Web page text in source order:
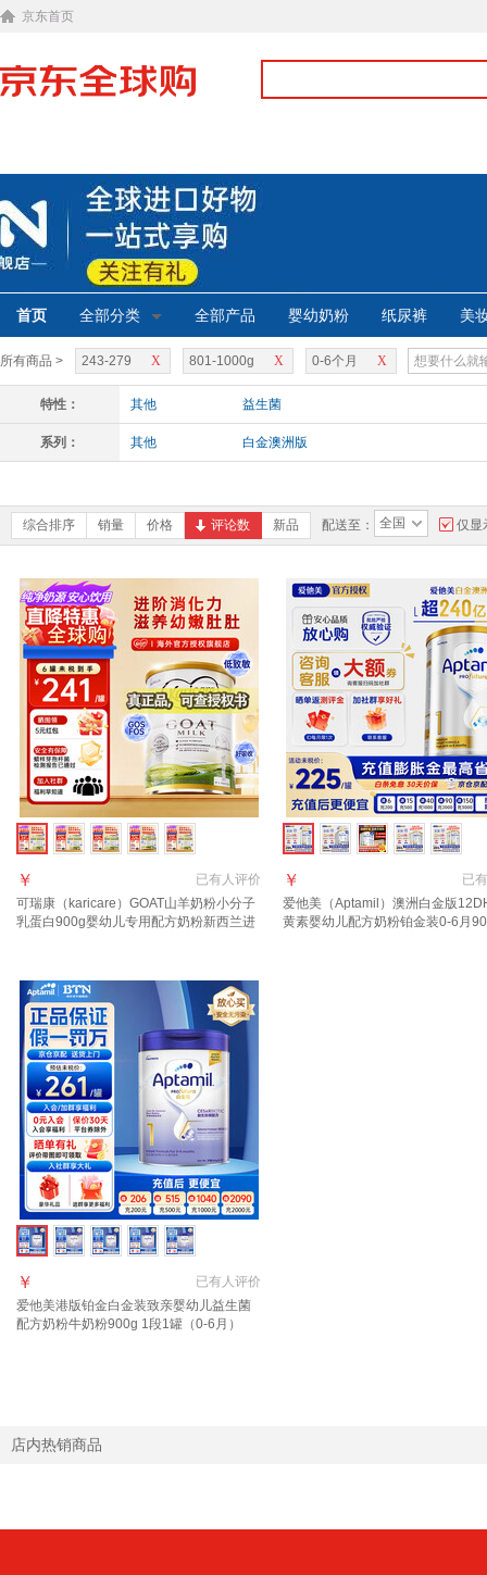
京东首页
首页 全部分类 全部产品 婴幼奶粉 纸尿裤 美
所有商品 > X
243-279 X
801-1000g X
0-6个月
特性： 其他 益生菌
系列： 其他 白金澳洲版
综合排序 销量 价格 评论数 新品 配送至： 全国 仅显
已有人评价
￥
可瑞康（karicare）GOAT山羊奶粉小分子
乳蛋白900g婴幼儿专用配方奶粉新西兰进
已有
￥
爱他美（Aptamil）澳洲白金版
黄素婴幼儿配方奶粉铂金装0-6月
已有人评价
￥
爱他美港版铂金白金装致亲婴幼儿益生菌
配方奶粉牛奶粉900g 1段1罐（0-6月）
店内热销商品